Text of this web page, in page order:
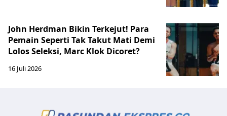
John Herdman Bikin Terkejut! Para
Pemain Seperti Tak Takut Mati Demi
Lolos Seleksi, Marc Klok Dicoret?
16 Juli 2026